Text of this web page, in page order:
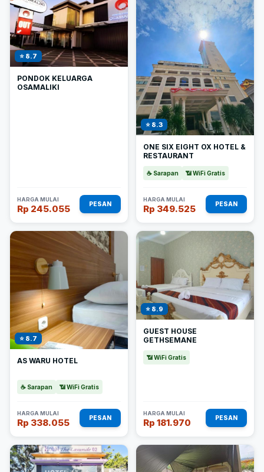
⭐ 8.7
PONDOK KELUARGA
OSAMALIKI
HARGA MULAI
Rp 245.055 PESAN
⭐ 8.3
ONE SIX EIGHT OX HOTEL &
RESTAURANT
☕ Sarapan 📶 WiFi Gratis
HARGA MULAI
Rp 349.525 PESAN
⭐ 8.7
AS WARU HOTEL
☕ Sarapan 📶 WiFi Gratis
HARGA MULAI
Rp 338.055 PESAN
⭐ 8.9
GUEST HOUSE
GETHSEMANE
📶 WiFi Gratis
HARGA MULAI
Rp 181.970 PESAN